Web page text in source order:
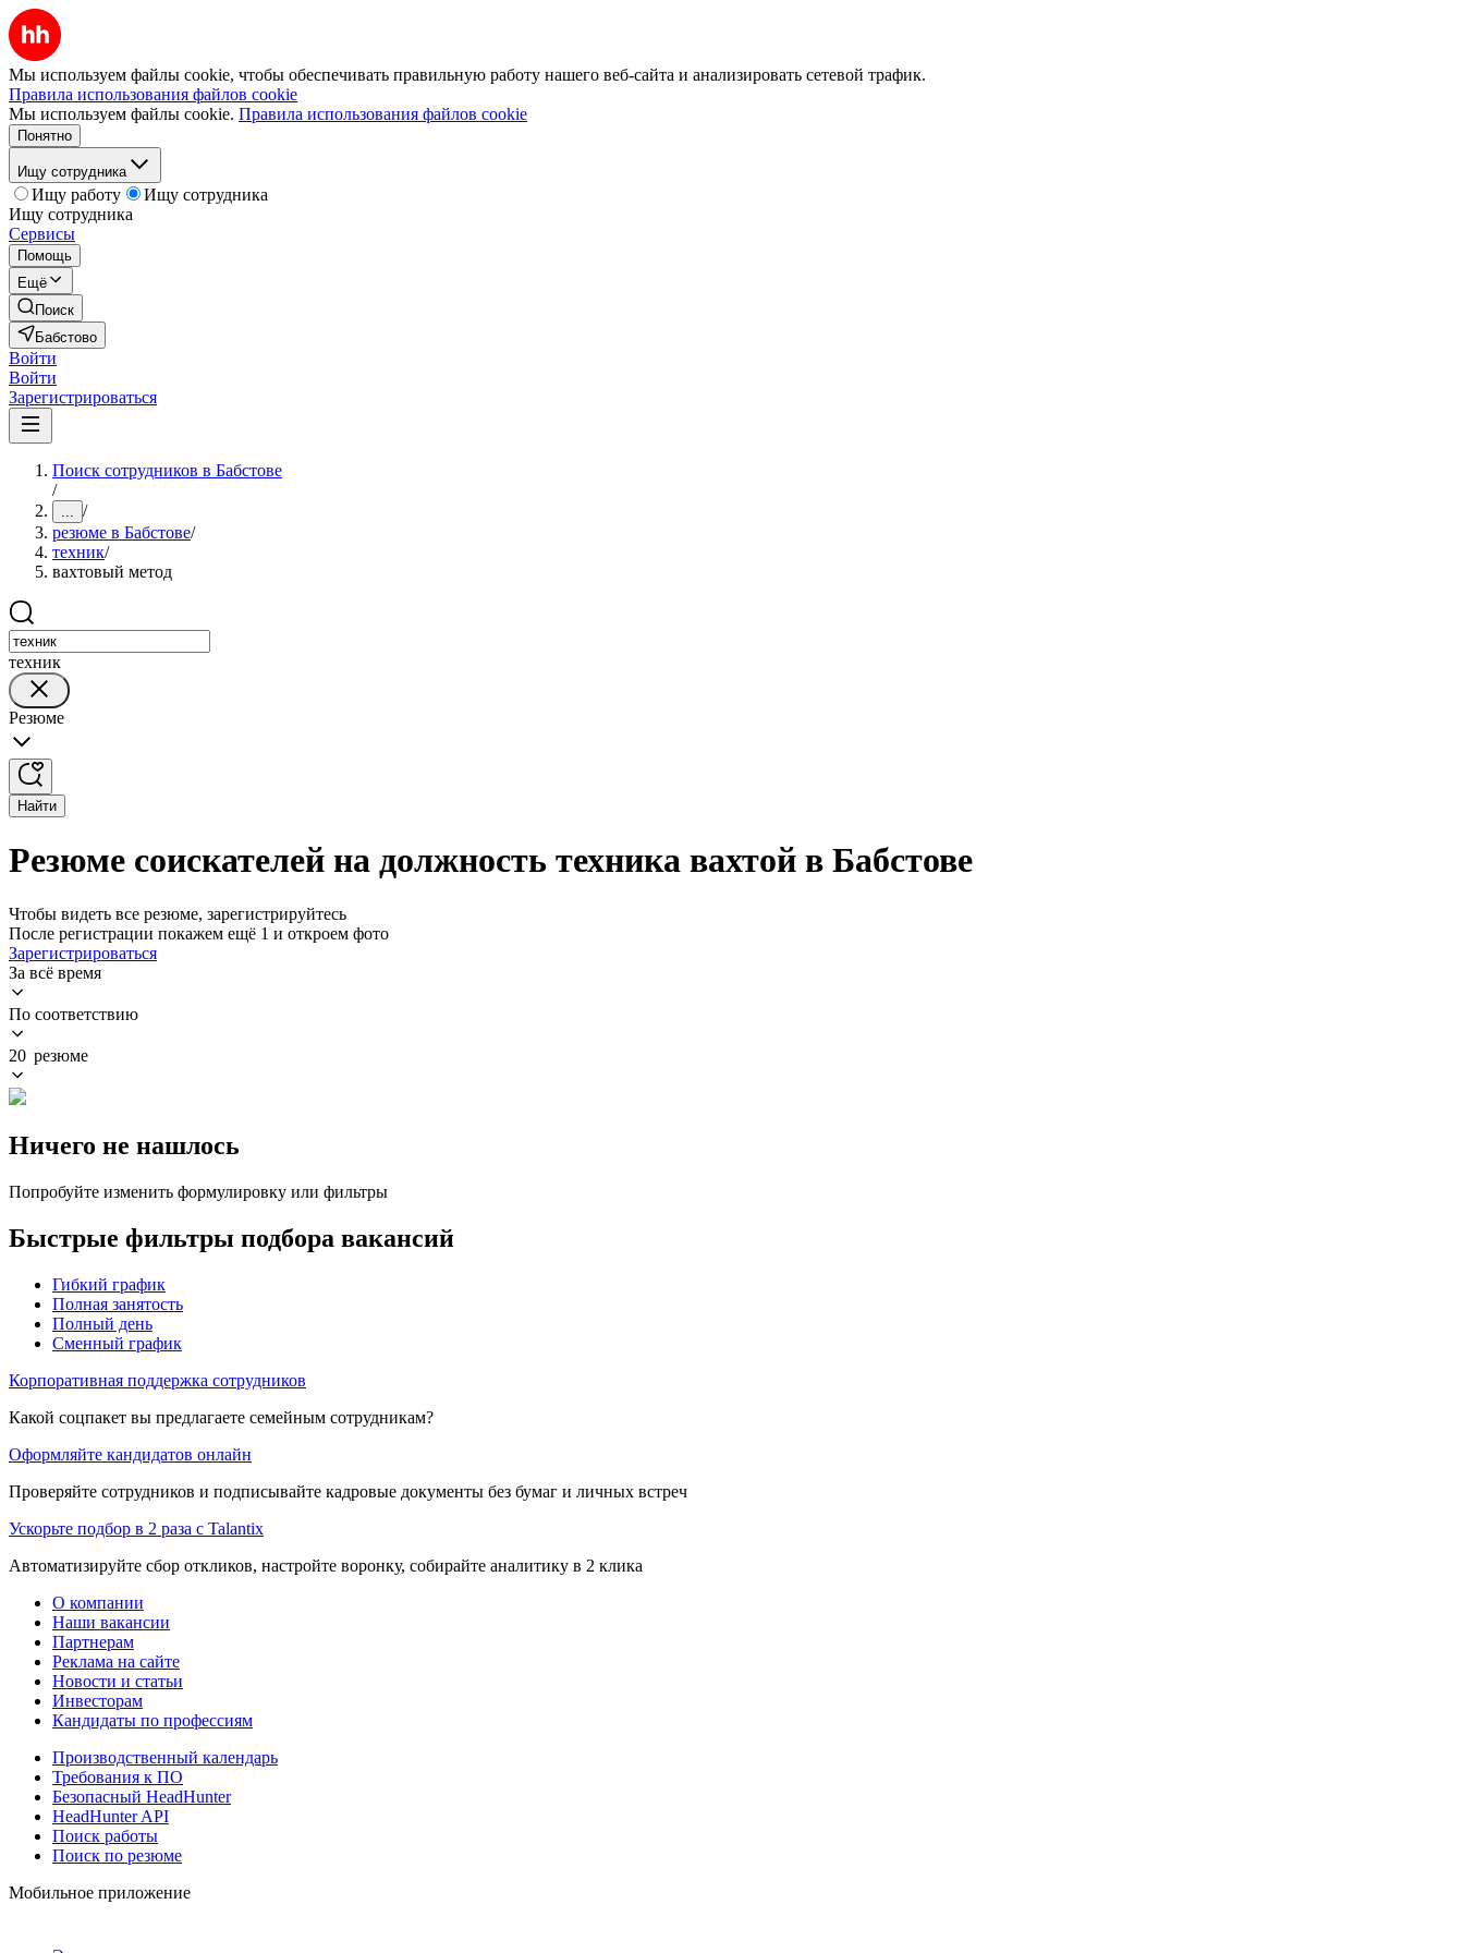
Мы используем файлы cookie, чтобы обеспечивать правильную работу нашего веб-сайта и анализировать сетевой трафик.
Правила использования файлов cookie
Мы используем файлы cookie. Правила использования файлов cookie
Понятно
Ищу сотрудника
Ищу работу
Ищу сотрудника
Ищу сотрудника
Сервисы
Помощь
Ещё
Поиск
Бабстово
Войти
Войти
Зарегистрироваться
Поиск сотрудников в Бабстове
/
... /
резюме в Бабстове/
техник/
вахтовый метод
техник
Резюме
Найти
Резюме соискателей на должность техника вахтой в Бабстове
Чтобы видеть все резюме, зарегистрируйтесь
После регистрации покажем ещё 1 и откроем фото
Зарегистрироваться
За всё время
По соответствию
20 резюме
Ничего не нашлось
Попробуйте изменить формулировку или фильтры
Быстрые фильтры подбора вакансий
Гибкий график
Полная занятость
Полный день
Сменный график
Корпоративная поддержка сотрудников
Какой соцпакет вы предлагаете семейным сотрудникам?
Оформляйте кандидатов онлайн
Проверяйте сотрудников и подписывайте кадровые документы без бумаг и личных встреч
Ускорьте подбор в 2 раза с Talantix
Автоматизируйте сбор откликов, настройте воронку, собирайте аналитику в 2 клика
О компании
Наши вакансии
Партнерам
Реклама на сайте
Новости и статьи
Инвесторам
Кандидаты по профессиям
Производственный календарь
Требования к ПО
Безопасный HeadHunter
HeadHunter API
Поиск работы
Поиск по резюме
Мобильное приложение